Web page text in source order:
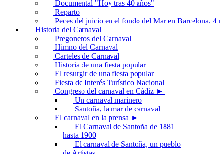
Documental "Hoy tras 40 años"
Reparto
Peces del juicio en el fondo del Mar en Barcelona. 4
Historia del Carnaval
Pregoneros del Carnaval
Himno del Carnaval
Carteles de Carnaval
Historia de una fiesta popular
El resurgir de una fiesta popular
Fiesta de Interés Turístico Nacional
Congreso del carnaval en Cádiz ►
Un carnaval marinero
Santoña, la mar de carnaval
El carnaval en la prensa ►
El Carnaval de Santoña de 1881
hasta 1900
El carnaval de Santoña, un pueblo